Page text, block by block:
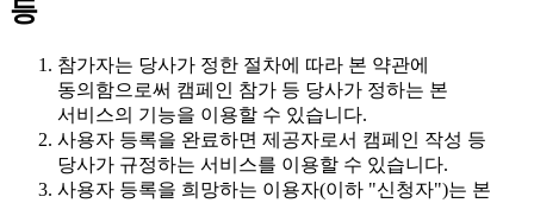
등
참가자는 당사가 정한 절차에 따라 본 약관에
동의함으로써 캠페인 참가 등 당사가 정하는 본
서비스의 기능을 이용할 수 있습니다.
사용자 등록을 완료하면 제공자로서 캠페인 작성 등
당사가 규정하는 서비스를 이용할 수 있습니다.
사용자 등록을 희망하는 이용자(이하 "신청자")는 본